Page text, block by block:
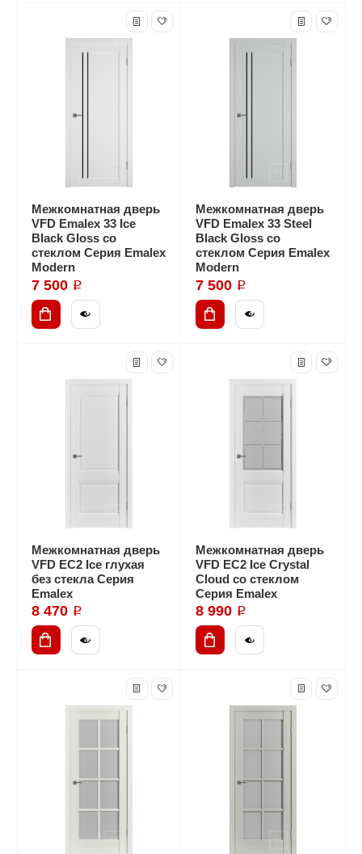
Межкомнатная дверь
VFD Emalex 33 Ice
Black Gloss со
стеклом Серия Emalex
Modern
7 500 ₽
Межкомнатная дверь
VFD Emalex 33 Steel
Black Gloss со
стеклом Серия Emalex
Modern
7 500 ₽
Межкомнатная дверь
VFD EC2 Ice глухая
без стекла Серия
Emalex
8 470 ₽
Межкомнатная дверь
VFD EC2 Ice Crystal
Cloud со стеклом
Серия Emalex
8 990 ₽